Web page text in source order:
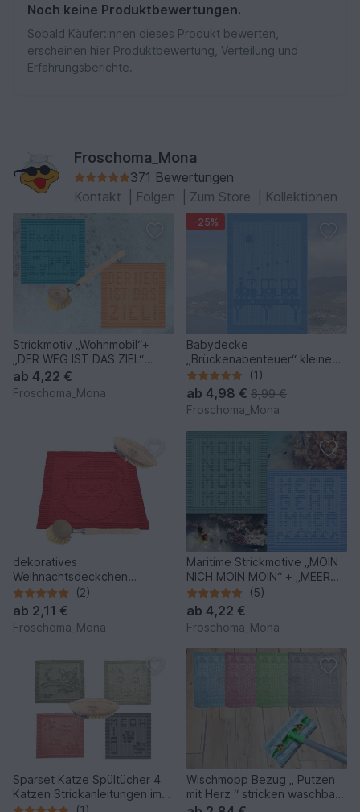
Noch keine Produktbewertungen.
Sobald Käufer:innen dieses Produkt bewerten,
erscheinen hier Produktbewertung, Verteilung und
Erfahrungsberichte.
Froschoma_Mona
371 Bewertungen
Kontakt
Folgen Zum Store Kollektionen
Strickmotiv „Wohnmobil“+
„DER WEG IST DAS ZIEL“
Deckchen Spültuch Serviette
ab 4,22 €
Froschoma_Mona
-25%
Babydecke
„Brückenabenteuer“ kleine
Lokomotive und Waggons
Kinderdecke
(1)
ab 4,98 € 6,99 €
Froschoma_Mona
dekoratives
Weihnachtsdeckchen
Spültuch Waschlappen „
Santa “ Anleitung
(2)
ab 2,11 €
Froschoma_Mona
Maritime Strickmotive „MOIN
NICH MOIN MOIN“ + „MEER
GEHT IMMER“ Spültuch
(5)
ab 4,22 €
Froschoma_Mona
Sparset Katze Spültücher 4
Katzen Strickanleitungen im
Set Pfotentuch Spüli
Wischmopp Bezug „ Putzen
mit Herz “ stricken waschbar
wiederverwendbar